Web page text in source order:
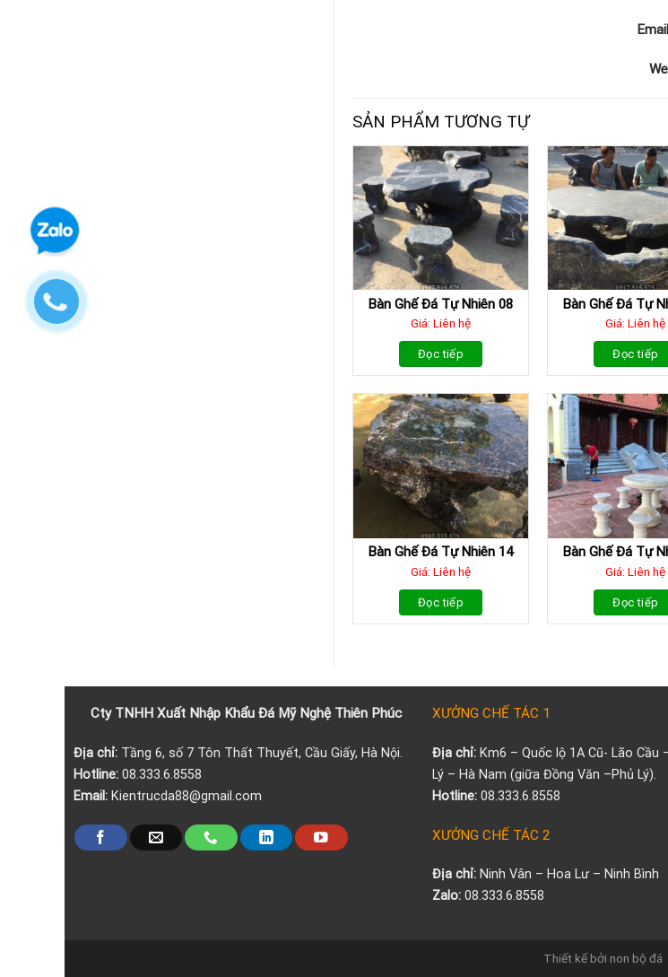
SẢN PHẨM TƯƠNG TỰ
Bàn Ghế Đá Tự Nhiên 08
Giá: Liên hệ
Đọc tiếp
Bàn Ghế Đá Tự
Giá: Liên hệ
Đọc tiếp
Bàn Ghế Đá Tự Nhiên 14
Giá: Liên hệ
Đọc tiếp
Bàn Ghế Đá Tự
Giá: Liên hệ
Đọc tiếp
Cty TNHH Xuất Nhập Khẩu ĐáMỹ Nghệ Thiên Phúc
Địa chỉ: Tầng 6, số 7 Tôn Thất Thuyết, Cầu Giấy, Hà Nội.
Hotline:08.333.6.8558
Email: Kientrucda88@gmail.com
XƯỞNG CHẾ TÁC 1
Địa chỉ:Km6 – Quốc lộ 1A Cũ- Lão Cầu
Lý – Hà Nam (giữa Đồng Văn –Phủ Lý).
Hotline: 08.333.6.8558
XƯỞNG CHẾ TÁC 2
Địa chỉ:Ninh Vân – Hoa Lư – Ninh Bình
Zalo: 08.333.6.8558
Thiết kế bởi non bộ đá